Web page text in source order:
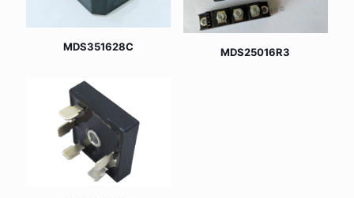
MDS351628C MDS25016R3